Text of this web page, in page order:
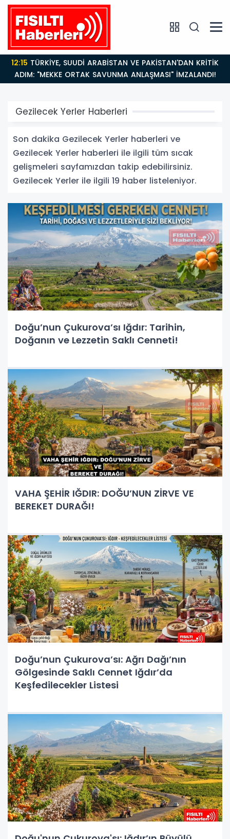
12:15
ADIM: "MEKKE ORTAK SAVUNMA ANLAŞMASI" İMZALANDI!
Gezilecek Yerler Haberleri
Son dakika Gezilecek Yerler haberleri ve
Gezilecek Yerler haberleri ile ilgili tüm sıcak
gelişmeleri sayfamızdan takip edebilirsiniz.
Gezilecek Yerler ile ilgili 19 haber listeleniyor.
Doğu’nun Çukurova’sı Iğdır: Tarihin,
Doğanın ve Lezzetin Saklı Cenneti!
VAHA ŞEHİR IĞDIR: DOĞU’NUN ZİRVE VE
BEREKET DURAĞI!
Doğu’nun Çukurova’sı: Ağrı Dağı’nın
Gölgesinde Saklı Cennet Iğdır’da
Keşfedilecekler Listesi